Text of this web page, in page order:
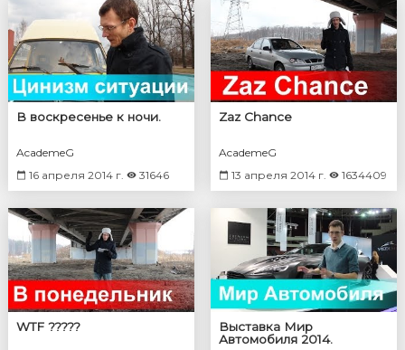
В воскресенье к ночи.
AcademeG
16 апреля 2014 г.
31646
Zaz Chance
AcademeG
13 апреля 2014 г.
1634409
WTF ?????
Выставка Мир
Автомобиля 2014.